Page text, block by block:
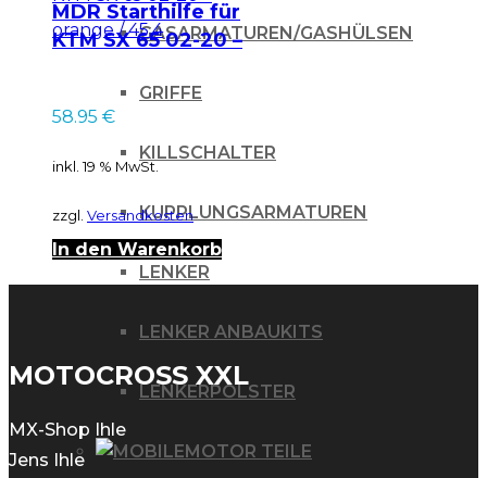
GASARMATUREN/GASHÜLSEN
GRIFFE
KILLSCHALTER
KUPPLUNGSARMATUREN
LENKER
LENKER ANBAUKITS
LENKERPOLSTER
MOTOR TEILE
MDR Starthilfe für
KTM SX 65 02-20 –
58.95 €
inkl. 19 % MwSt.
zzgl. Versandkosten
In den Warenkorb
MOTOCROSS XXL
MX-Shop Ihle
Jens Ihle